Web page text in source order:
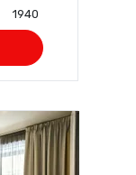
1940